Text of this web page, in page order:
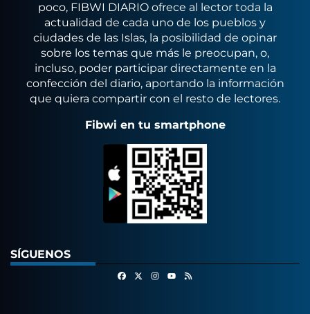
poco, FIBWI DIARIO ofrece al lector toda la
actualidad de cada uno de los pueblos y
ciudades de las Islas, la posibilidad de opinar
sobre los temas que más le preocupan, o,
incluso, poder participar directamente en la
confección del diario, aportando la información
que quiera compartir con el resto de lectores.
Fibwi en tu smartphone
SÍGUENOS
FacebookInstagram